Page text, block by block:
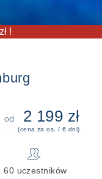
!
od 2 199 zł
(cena za os. / 6 dni)
👥
60 uczestników